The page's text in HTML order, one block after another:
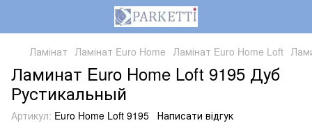
Ламінат Ламінат Euro Home Ламінат Euro Home Loft
Ламинат Euro Home Loft 9195 Дуб
Рустикальный
Артикул: Euro Home Loft 9195 Написати відгук